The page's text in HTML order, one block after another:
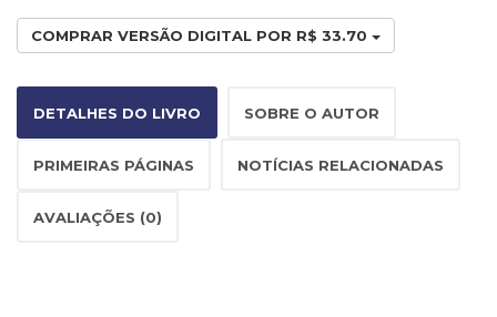
(799)
Publicidade,
Marketing
Puericultura
Rádio
COMPRAR VERSÃO DIGITAL POR R$ 33.70
DETALHES DO LIVRO SOBRE O AUTOR
PRIMEIRAS PÁGINAS NOTÍCIAS RELACIONADAS
AVALIAÇÕES (0)